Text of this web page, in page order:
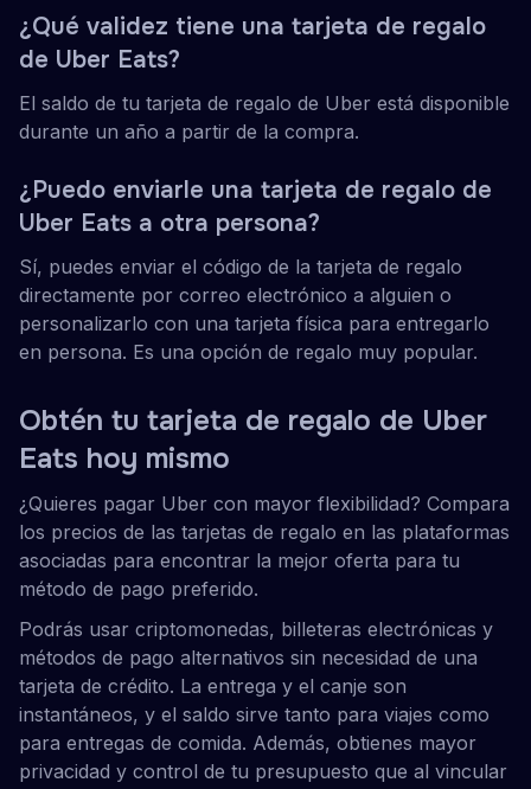
¿Qué validez tiene una tarjeta de regalo
de Uber Eats?
El saldo de tu tarjeta de regalo de Uber está disponible
durante un año a partir de la compra.
¿Puedo enviarle una tarjeta de regalo de
Uber Eats a otra persona?
Sí, puedes enviar el código de la tarjeta de regalo
directamente por correo electrónico a alguien o
personalizarlo con una tarjeta física para entregarlo
en persona. Es una opción de regalo muy popular.
Obtén tu tarjeta de regalo de Uber
Eats hoy mismo
¿Quieres pagar Uber con mayor flexibilidad? Compara
los precios de las tarjetas de regalo en las plataformas
asociadas para encontrar la mejor oferta para tu
método de pago preferido.
Podrás usar criptomonedas, billeteras electrónicas y
métodos de pago alternativos sin necesidad de una
tarjeta de crédito. La entrega y el canje son
instantáneos, y el saldo sirve tanto para viajes como
para entregas de comida. Además, obtienes mayor
privacidad y control de tu presupuesto que al vincular